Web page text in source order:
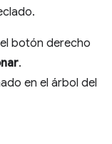
botón derecho
.
en el árbol del